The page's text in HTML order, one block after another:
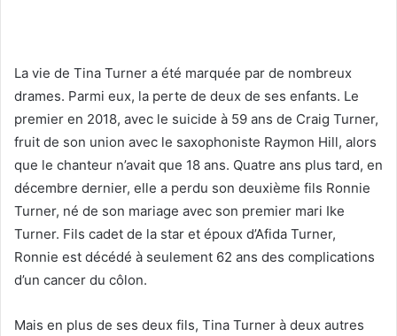
La vie de Tina Turner a été marquée par de nombreux
drames. Parmi eux, la perte de deux de ses enfants. Le
premier en 2018, avec le suicide à 59 ans de Craig Turner,
fruit de son union avec le saxophoniste Raymon Hill, alors
que le chanteur n’avait que 18 ans. Quatre ans plus tard, en
décembre dernier, elle a perdu son deuxième fils Ronnie
Turner, né de son mariage avec son premier mari Ike
Turner. Fils cadet de la star et époux d’Afida Turner,
Ronnie est décédé à seulement 62 ans des complications
d’un cancer du côlon.
Mais en plus de ses deux fils, Tina Turner à deux autres